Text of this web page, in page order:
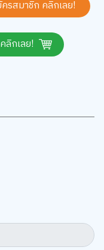
ลิกเลย!
านั้น